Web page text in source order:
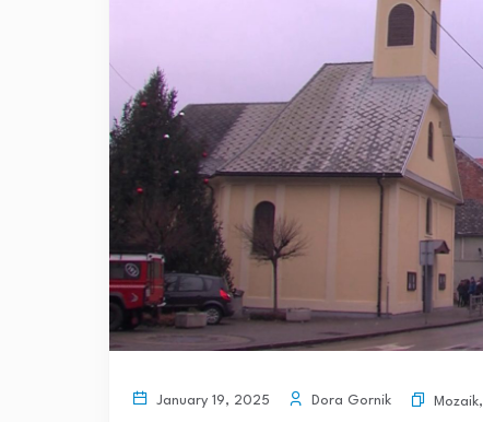
January 19, 2025 Dora Gornik Mozaik,